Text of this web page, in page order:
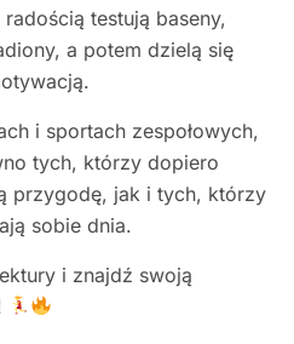
testują baseny,
a potem dzielą się
i sportach zespołowych,
tych, którzy dopiero
przygodę, jak i tych, którzy
sobie dnia.
i znajdź swoją